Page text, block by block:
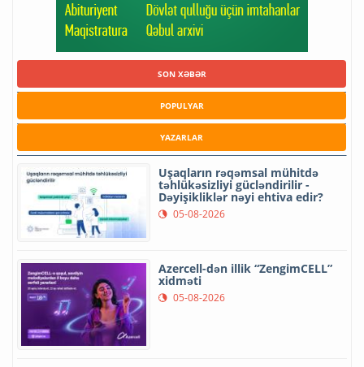
SON XƏBƏR
POPULYAR
YAZARLAR
Uşaqların rəqəmsal mühitdə
təhlükəsizliyi gücləndirilir -
Dəyişikliklər nəyi ehtiva edir?
05-08-2026
Azercell-dən illik “ZengimCELL”
xidməti
05-08-2026